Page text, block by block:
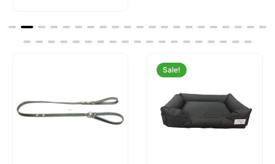
Sale!